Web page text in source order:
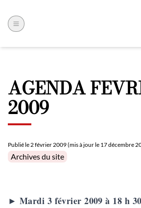
AGENDA
2009
Publié le2 février 2009 (mis à jour le 17 décembre
Posted in
Archives du site
► Mardi 3 février 2009 à 18 h 30